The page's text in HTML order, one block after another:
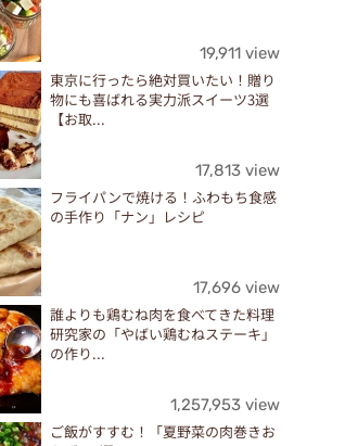
19,911 view
東京に行ったら絶対買いたい！贈り
物にも喜ばれる実力派スイーツ3選
【お取...
17,813 view
フライパンで焼ける！ふわもち食感
の手作り「ナン」レシピ
17,696 view
誰よりも鶏むね肉を食べてきた料理
研究家の「やばい鶏むねステーキ」
の作り...
1,257,953 view
ご飯がすすむ！「夏野菜の肉巻きお